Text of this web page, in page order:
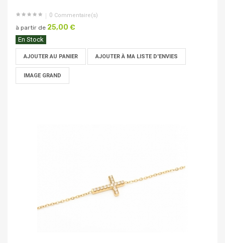
0 Commentaire(s)
à partir de 25,00 €
En Stock
AJOUTER AU PANIER AJOUTER À MA LISTE D'ENVIES
IMAGE GRAND